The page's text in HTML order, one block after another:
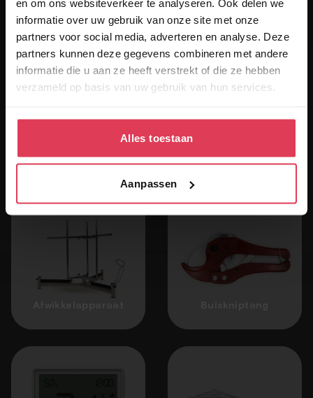
en om ons websiteverkeer te analyseren. Ook delen we
informatie over uw gebruik van onze site met onze
partners voor social media, adverteren en analyse. Deze
partners kunnen deze gegevens combineren met andere
informatie die u aan ze heeft verstrekt of die ze hebben
verzameld op basis van uw gebruik van hun services.
Alles toestaan
Aanpassen
Gratis account aanvragen
303+ producten
voor complete opdrachten